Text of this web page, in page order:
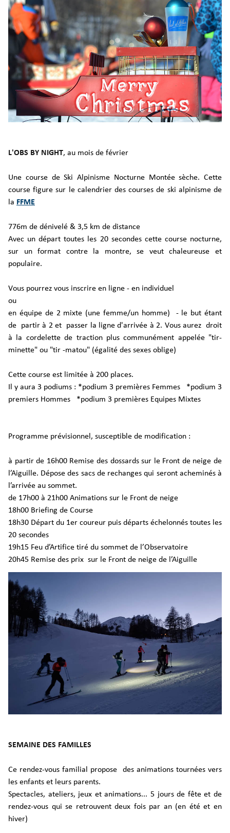
L'OBS BY NIGHT, au mois de février
Une course de Ski Alpinisme Nocturne Montée sèche. Cette
course figure sur le calendrier des courses de ski alpinisme de
la FFME
776m de dénivelé & 3,5 km de distance
Avec un départ toutes les 20 secondes cette course nocturne,
sur un format contre la montre, se veut chaleureuse et
populaire.
Vous pourrez vous inscrire en ligne - en individuel
ou
en équipe de 2 mixte (une femme/un homme) - le but étant
de partir à 2 et passer la ligne d'arrivée à 2. Vous aurez droit
à la cordelette de traction plus communément appelée "tir-
minette" ou "tir -matou" (égalité des sexes oblige)
Cette course est limitée à 200 places.
Il y aura 3 podiums : *podium 3 premières Femmes *podium 3
premiers Hommes *podium 3 premières Equipes Mixtes
Programme prévisionnel, susceptible de modification :
à partir de 16h00 Remise des dossards sur le Front de neige de
l’Aiguille. Dépose des sacs de rechanges qui seront acheminés à
l’arrivée au sommet.
de 17h00 à 21h00 Animations sur le Front de neige
18h00 Briefing de Course
18h30 Départ du 1er coureur puis départs échelonnés toutes les
20 secondes
19h15 Feu d’Artifice tiré du sommet de l’Observatoire
20h45 Remise des prix sur le Front de neige de l’Aiguille
SEMAINE DES FAMILLES
Ce rendez-vous familial propose des animations tournées vers
les enfants et leurs parents.
Spectacles, ateliers, jeux et animations... 5 jours de fête et de
rendez-vous qui se retrouvent deux fois par an (en été et en
hiver)